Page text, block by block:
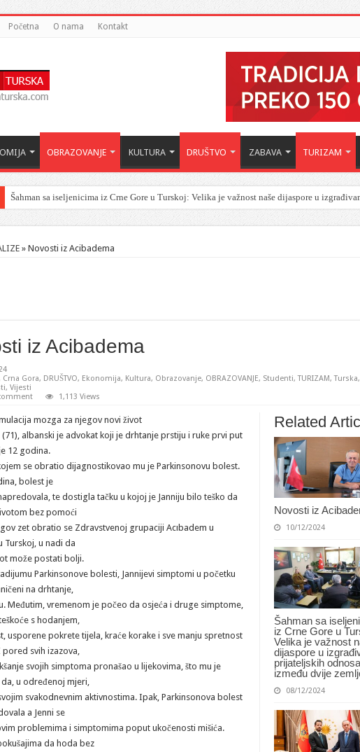
Početna O nama Kontakt
OBRAZOVANJE KULTURA DRUŠTVO ZABAVA TURIZAM
Šahman sa iseljenicima iz Crne Gore u Turskoj: Velika je važnost naše dijaspore u
» Novosti iz Acibadema
iz Acibadema
Crna Gora, DRUŠTVO, Ekonomija, Kultura, Obrazovanje, OBRAZOVANJE, Studenti,TURIZAM,Turska,
, Vijesti
1,113 Views
Related
Novosti iz
10/12/2024
Šahman sa
iz Crne Gore u
Velika je važnost
dijaspore u
prijateljskih odnosa
između dvije
08/12/2024
mozga za njegov novi život
(71), albanski je advokat koji je drhtanje prstiju i ruke prvi put
12 godina.
se obratio dijagnostikovao mu je Parkinsonovu bolest.
bolest je
te dostigla tačku u kojoj je Janniju bilo teško da
bez pomoći
zet obratio se Zdravstvenoj grupaciji Acıbadem u
Turskoj, u nadi da
može postati bolji.
Parkinsonove bolesti, Jannijevi simptomi u početku
na drhtanje,
Međutim, vremenom je počeo da osjeća i druge simptome,
s hodanjem,
usporene pokrete tijela, kraće korake i sve manju spretnost
svih izazova,
svojih simptoma pronašao u lijekovima, što mu je
u određenoj mjeri,
svakodnevnim aktivnostima. Ipak, Parkinsonova bolest
a Jenni se
problemima i simptomima poput ukočenosti mišića.
da hoda bez